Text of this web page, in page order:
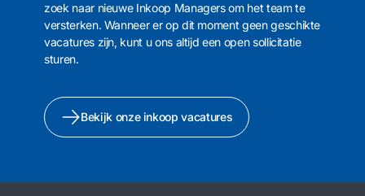
zoek naar nieuwe Inkoop Managers om het team te
versterken. Wanneer er op dit moment geen geschikte
vacatures zijn, kunt u ons altijd een open sollicitatie
sturen.
Bekijk onze inkoop vacatures